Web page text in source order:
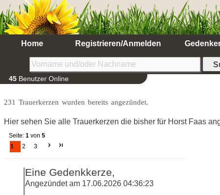
Home Registrieren/Anmelden
45 Benutzer Online
231 Trauerkerzen wurden bereits angezündet.
Hier sehen Sie alle Trauerkerzen die bisher für Horst Faas
Seite: 1 von 5
1
2 3
Eine Gedenkkerze,
Angezündet am 17.06.2026 04:36:23